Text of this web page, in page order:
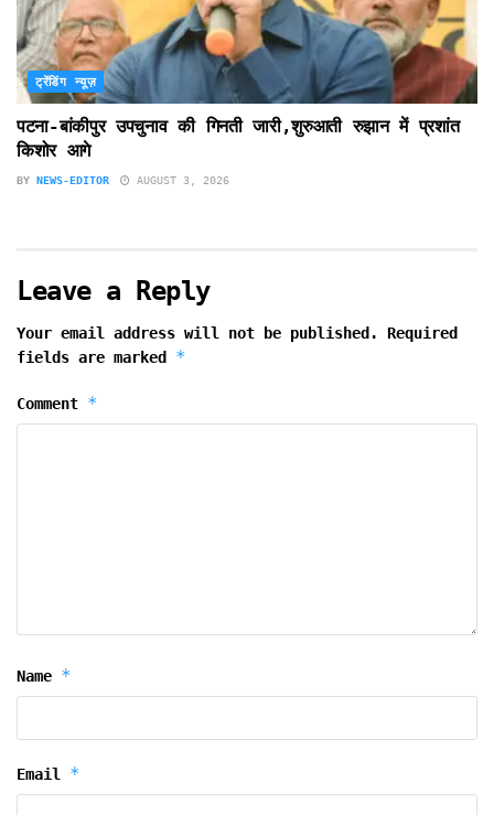
ट्रेंडिंग न्यूज़
पटना-बांकीपुर उपचुनाव की गिनती जारी,शुरुआती रुझान में प्रशांत
किशोर आगे
BY NEWS-EDITOR AUGUST 3, 2026
Leave a Reply
Your email address will not be published.
Required
fields are marked *
Comment *
Name *
Email *